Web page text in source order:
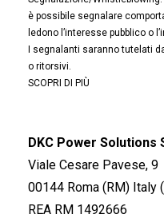
è possibile segnalare
ledono l’interesse pubblico o
I segnalanti saranno tutelati
o ritorsivi.
SCOPRI DI PIÙ
DKC Power Solutions
Viale Cesare Pavese, 9
00144 Roma (RM) Italy
REA RM 1492666